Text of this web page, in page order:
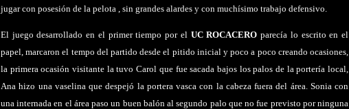
jugar con posesión de la pelota , sin grandes alardes y con muchísimo trabajo defensivo.
El juego desarrollado en el primer tiempo por el UC ROCACERO parecía lo escrito en el
papel, marcaron el tempo del partido desde el pitido inicial y poco a poco creando ocasiones,
la primera ocasión visitante la tuvo Carol que fue sacada bajos los palos de la portería local,
Ana hizo una vaselina que despejó la portera vasca con la cabeza fuera del área. Sonia con
una internada en el área paso un buen balón al segundo palo que no fue previsto por ninguna